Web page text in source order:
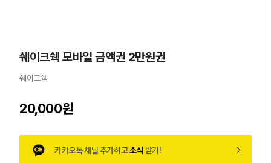
쉐이크쉑 모바일 금액권 2만원권
쉐이크쉑
20,000원
카카오톡 채널 추가하고소식 받기!